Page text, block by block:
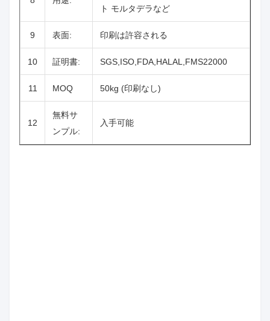
ト モルタデラなど
9 表面: 印刷は許容される
10 証明書: SGS,ISO,FDA,HALAL,FMS22000
11 MOQ 50kg (印刷なし)
12
無料サ
ンプル:
入手可能